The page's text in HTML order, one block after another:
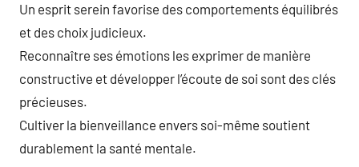
Un esprit serein favorise des comportements équilibrés
et des choix judicieux.
Reconnaître ses émotions les exprimer de manière
constructive et développer l’écoute de soi sont des clés
précieuses.
Cultiver la bienveillance envers soi-même soutient
durablement la santé mentale.